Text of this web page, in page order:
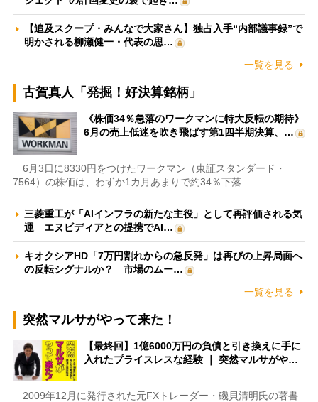
【追及スクープ・みんなで大家さん】独占入手“内部議事録”で
明かされる柳瀬健一・代表の思…
一覧を見る
古賀真人「発掘！好決算銘柄」
《株価34％急落のワークマンに特大反転の期待》
6月の売上低迷を吹き飛ばす第1四半期決算、…
6月3日に8330円をつけたワークマン（東証スタンダード・
7564）の株価は、わずか1カ月あまりで約34％下落…
三菱重工が「AIインフラの新たな主役」として再評価される気
運 エヌビディアとの提携でAI…
キオクシアHD「7万円割れからの急反発」は再びの上昇局面へ
の反転シグナルか？ 市場のムー…
一覧を見る
突然マルサがやって来た！
【最終回】1億6000万円の負債と引き換えに手に
入れたプライスレスな経験 ｜ 突然マルサがや…
2009年12月に発行された元FXトレーダー・磯貝清明氏の著書